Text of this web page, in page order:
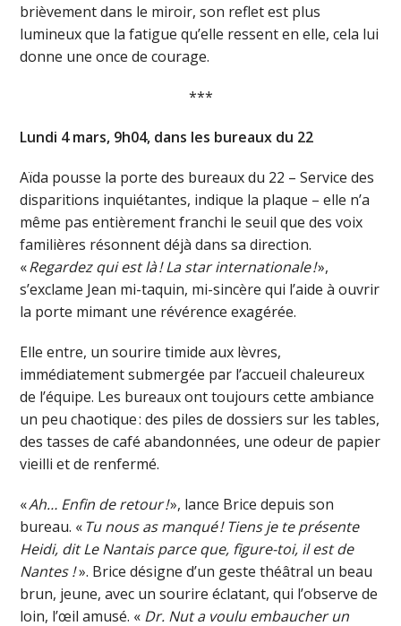
brièvement dans le miroir, son reflet est plus
lumineux que la fatigue qu’elle ressent en elle, cela lui
donne une once de courage.
***
Lundi 4 mars, 9h04, dans les bureaux du 22
Aïda pousse la porte des bureaux du 22 – Service des
disparitions inquiétantes, indique la plaque – elle n’a
même pas entièrement franchi le seuil que des voix
familières résonnent déjà dans sa direction.
«Regardez qui est là ! La star internationale !»,
s’exclame Jean mi-taquin, mi-sincère qui l’aide à ouvrir
la porte mimant une révérence exagérée.
Elle entre, un sourire timide aux lèvres,
immédiatement submergée par l’accueil chaleureux
de l’équipe. Les bureaux ont toujours cette ambiance
un peu chaotique : des piles de dossiers sur les tables,
des tasses de café abandonnées, une odeur de papier
vieilli et de renfermé.
«Ah… Enfin de retour !», lance Brice depuis son
bureau. «Tu nous as manqué ! Tiens je te présente
Heidi, dit Le Nantais parce que, figure-toi, il est de
Nantes !». Brice désigne d’un geste théâtral un beau
brun, jeune, avec un sourire éclatant, qui l’observe de
loin, l’œil amusé. « Dr. Nut a voulu embaucher un